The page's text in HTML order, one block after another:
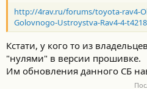
и
:
http://4rav.ru/forums/toyota-rav4-
Golovnogo-Ustroystva-Rav4-4-
Кстати, у кого то из
"нулями" в версии прошивке.
Им обновления данного СБ